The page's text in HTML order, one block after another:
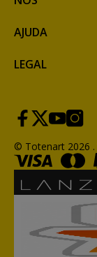
AJUDA
LEGAL
© Totenart 2026 .